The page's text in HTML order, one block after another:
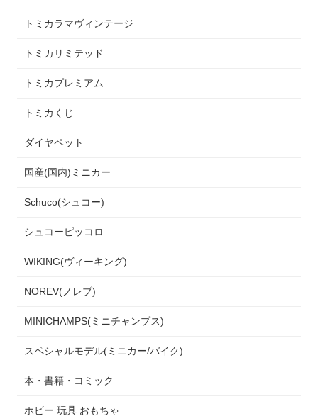
トミカラマヴィンテージ
トミカリミテッド
トミカプレミアム
トミカくじ
ダイヤペット
国産(国内)ミニカー
Schuco(シュコー)
シュコーピッコロ
WIKING(ヴィーキング)
NOREV(ノレブ)
MINICHAMPS(ミニチャンプス)
スペシャルモデル(ミニカー/バイク)
本・書籍・コミック
ホビー 玩具 おもちゃ